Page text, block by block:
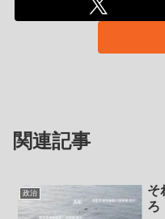
関連記事
政治
そ
ろ